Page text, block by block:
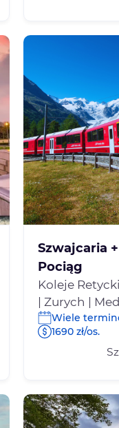
Szwajcaria
Pociąg
Koleje
| Zurych |
Wiele
1690 zł/os.